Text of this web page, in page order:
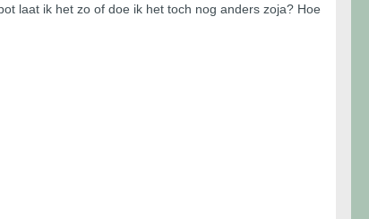
laat ik het zo of doe ik het toch nog anders zoja? Hoe